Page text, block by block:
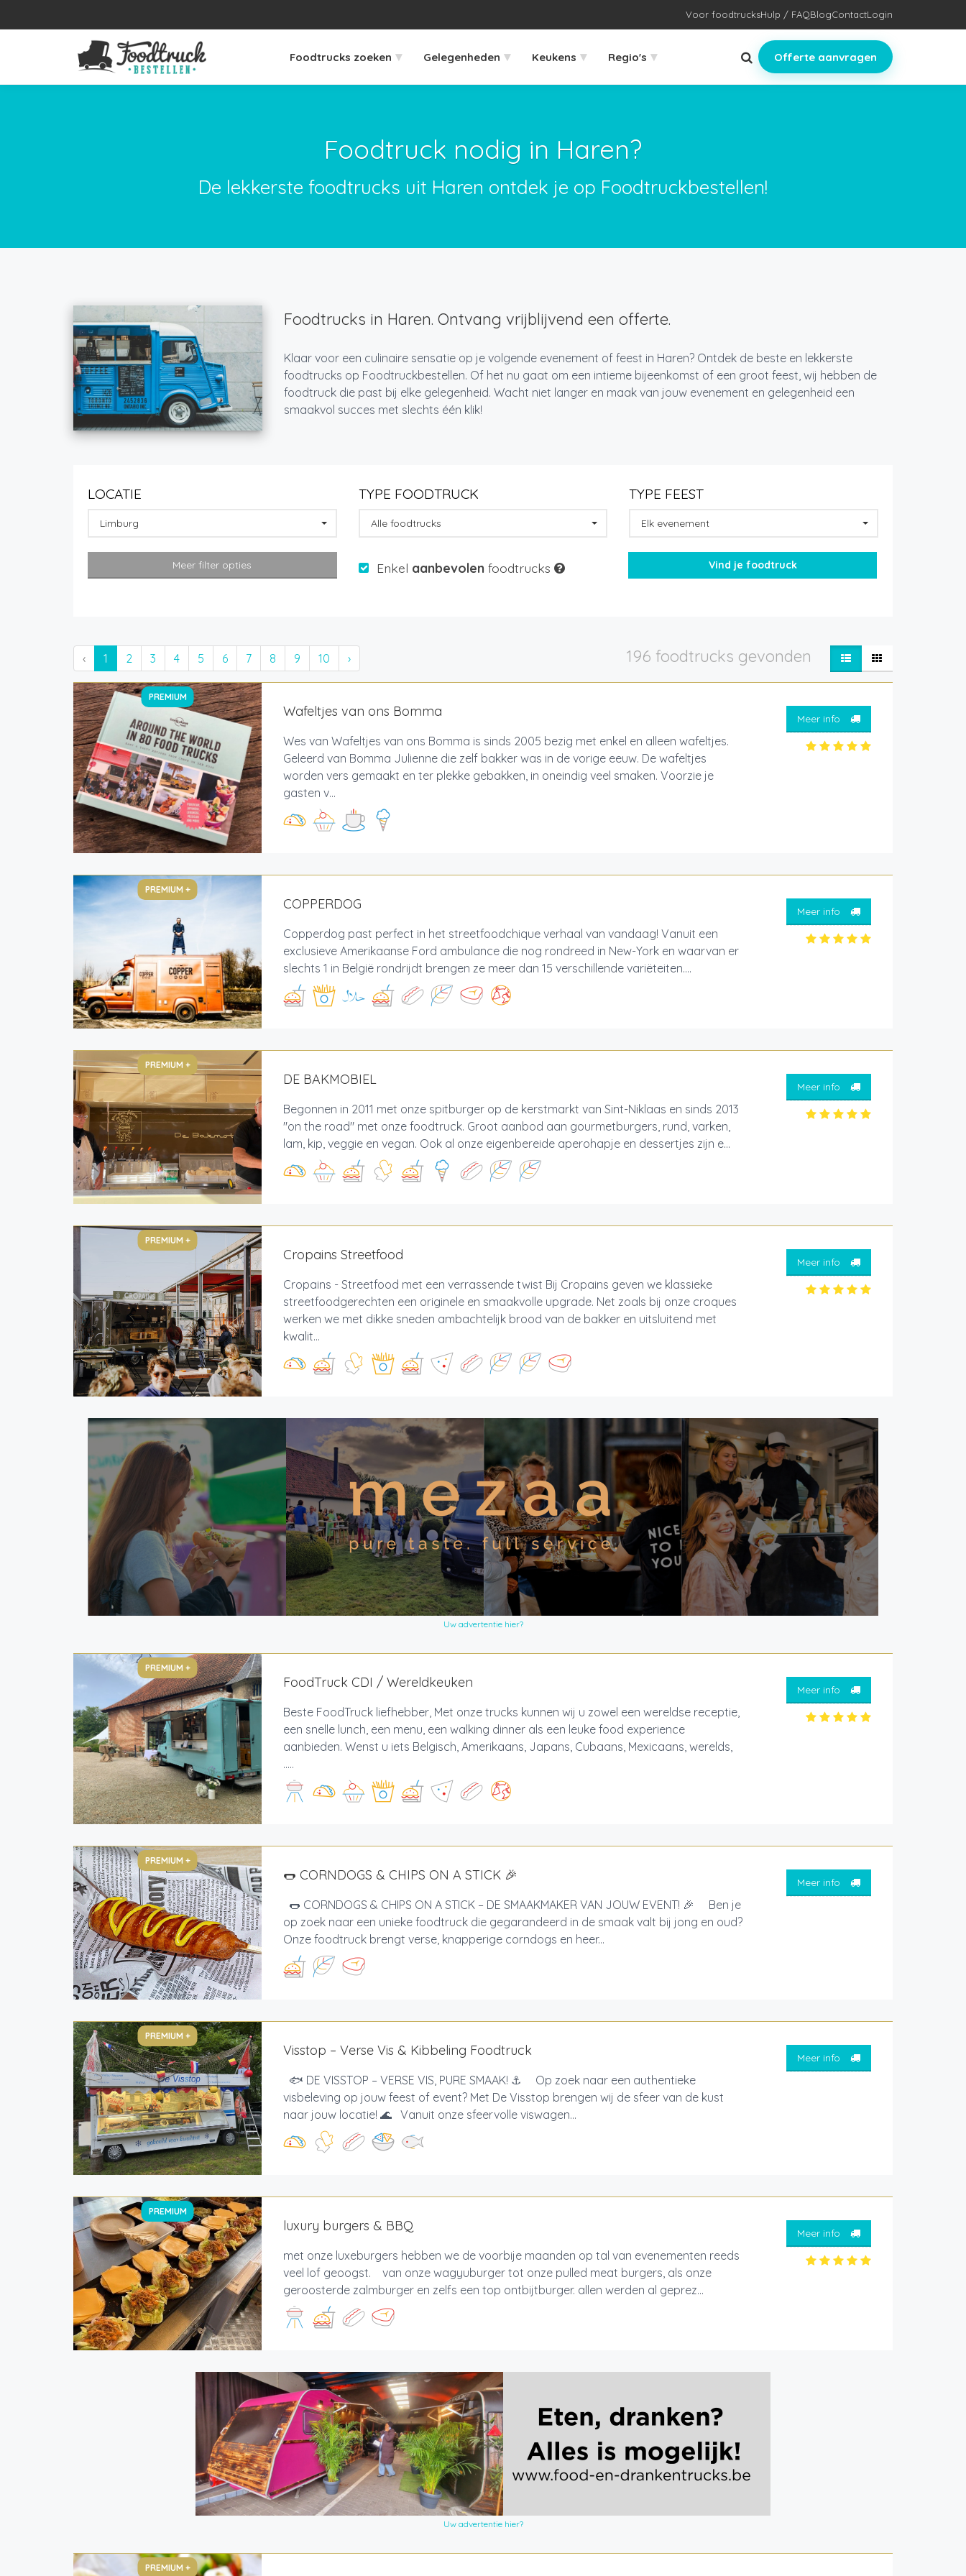
Voor foodtrucksHulp / FAQBlogContactLogin
Foodtrucks zoeken ▾ Gelegenheden ▾ Keukens ▾ Regio's ▾ Offerte aanvragen
Foodtruck nodig in Haren?
De lekkerste foodtrucks uit Haren ontdek je op Foodtruckbestellen!
Foodtrucks in Haren. Ontvang vrijblijvend een offerte.
Klaar voor een culinaire sensatie op je volgende evenement of feest in Haren? Ontdek de beste en lekkerste
foodtrucks op Foodtruckbestellen. Of het nu gaat om een intieme bijeenkomst of een groot feest, wij hebben de
foodtruck die past bij elke gelegenheid. Wacht niet langer en maak van jouw evenement en gelegenheid een
smaakvol succes met slechts één klik!
LOCATIE
Limburg
TYPE FOODTRUCK
Alle foodtrucks
TYPE FEEST
Elk evenement
Meer filter opties Enkel aanbevolen foodtrucks
‹ 1 2 3 4 5 6 7 8 9 10 › 196 foodtrucks gevonden
PREMIUM
Wafeltjes van ons Bomma
Wes van Wafeltjes van ons Bomma is sinds 2005 bezig met enkel en alleen wafeltjes.
Geleerd van Bomma Julienne die zelf bakker was in de vorige eeuw. De wafeltjes
worden vers gemaakt en ter plekke gebakken, in oneindig veel smaken. Voorzie je
gasten v...
Meer info
PREMIUM +
COPPERDOG
Copperdog past perfect in het streetfoodchique verhaal van vandaag! Vanuit een
exclusieve Amerikaanse Ford ambulance die nog rondreed in New-York en waarvan er
slechts 1 in België rondrijdt brengen ze meer dan 15 verschillende variëteiten....
Meer info
PREMIUM +
DE BAKMOBIEL
Begonnen in 2011 met onze spitburger op de kerstmarkt van Sint-Niklaas en sinds 2013
"on the road" met onze foodtruck. Groot aanbod aan gourmetburgers, rund, varken,
lam, kip, veggie en vegan. Ook al onze eigenbereide aperohapje en dessertjes zijn e...
Meer info
PREMIUM +
Cropains Streetfood
Cropains - Streetfood met een verrassende twist Bij Cropains geven we klassieke
streetfoodgerechten een originele en smaakvolle upgrade. Net zoals bij onze croques
werken we met dikke sneden ambachtelijk brood van de bakker en uitsluitend met
kwalit...
Meer info
Uw advertentie hier?
PREMIUM +
FoodTruck CDI / Wereldkeuken
Beste FoodTruck liefhebber, Met onze trucks kunnen wij u zowel een wereldse receptie,
een snelle lunch, een menu, een walking dinner als een leuke food experience
aanbieden. Wenst u iets Belgisch, Amerikaans, Japans, Cubaans, Mexicaans, werelds,
.....
Meer info
PREMIUM +
🌭 CORNDOGS & CHIPS ON A STICK 🎉
🌭 CORNDOGS & CHIPS ON A STICK – DE SMAAKMAKER VAN JOUW EVENT! 🎉 Ben je
op zoek naar een unieke foodtruck die gegarandeerd in de smaak valt bij jong en oud?
Onze foodtruck brengt verse, knapperige corndogs en heer...
Meer info
PREMIUM +
Visstop – Verse Vis & Kibbeling Foodtruck
🐟 DE VISSTOP – VERSE VIS, PURE SMAAK! ⚓ Op zoek naar een authentieke
visbeleving op jouw feest of event? Met De Visstop brengen wij de sfeer van de kust
naar jouw locatie! 🌊 Vanuit onze sfeervolle viswagen...
Meer info
PREMIUM
luxury burgers & BBQ
met onze luxeburgers hebben we de voorbije maanden op tal van evenementen reeds
veel lof geoogst. van onze wagyuburger tot onze pulled meat burgers, als onze
geroosterde zalmburger en zelfs een top ontbijtburger. allen werden al geprez...
Meer info
Uw advertentie hier?
PREMIUM +